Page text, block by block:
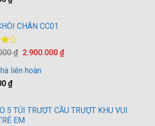
CHÂN CC01
₫ Giá
là:
2.900.000 ₫Giá
liên hoàn
₫
5 TÚI TRƯỢT CẦU TRƯỢT KHU VUI
EM